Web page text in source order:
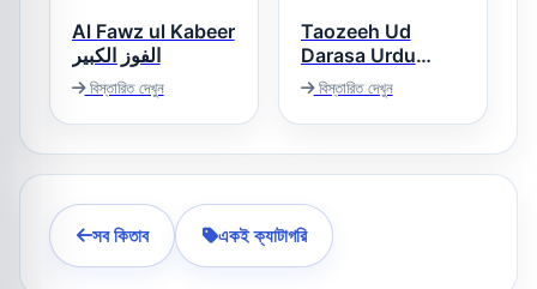
Al Fawz ul Kabeer
الفوز الکبیر
বিস্তারিত দেখুন
Taozeeh Ud
Darasa Urdu
Sharh Diwan ul
Hamasa توضیح
الدراسہ اردو شرح
دیوان الحماسہ
বিস্তারিত দেখুন
সব কিতাব একই ক্যাটাগরি